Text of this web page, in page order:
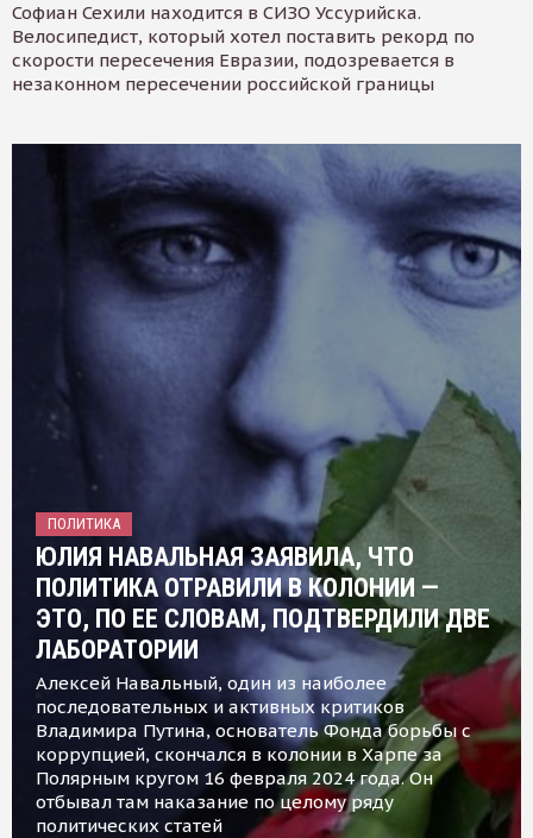
Софиан Сехили находится в СИЗО Уссурийска.
Велосипедист, который хотел поставить рекорд по
скорости пересечения Евразии, подозревается в
незаконном пересечении российской границы
ПОЛИТИКА
ЮЛИЯ НАВАЛЬНАЯ ЗАЯВИЛА, ЧТО
ПОЛИТИКА ОТРАВИЛИ В КОЛОНИИ —
ЭТО, ПО ЕЕ СЛОВАМ, ПОДТВЕРДИЛИ ДВЕ
ЛАБОРАТОРИИ
Алексей Навальный, один из наиболее
последовательных и активных критиков
Владимира Путина, основатель Фонда борьбы с
коррупцией, скончался в колонии в Харпе за
Полярным кругом 16 февраля 2024 года. Он
отбывал там наказание по целому ряду
политических статей